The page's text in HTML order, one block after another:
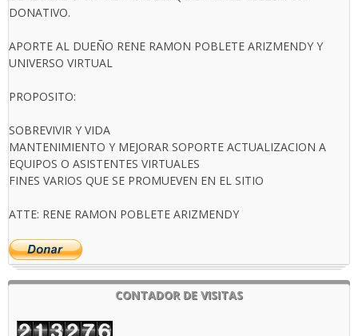
DONATIVO.
APORTE AL DUEÑO RENE RAMON POBLETE ARIZMENDY Y
UNIVERSO VIRTUAL
PROPOSITO:
SOBREVIVIR Y VIDA
MANTENIMIENTO Y MEJORAR SOPORTE ACTUALIZACION A
EQUIPOS O ASISTENTES VIRTUALES
FINES VARIOS QUE SE PROMUEVEN EN EL SITIO
ATTE: RENE RAMON POBLETE ARIZMENDY
CONTADOR DE VISITAS